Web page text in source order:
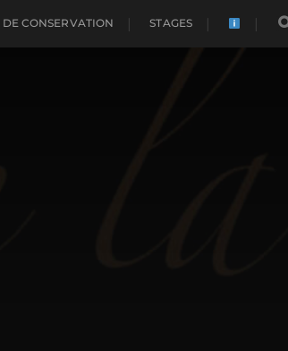
DE CONSERVATION STAGES